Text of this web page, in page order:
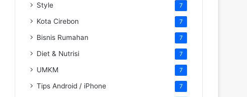
Style 7
Kota Cirebon 7
Bisnis Rumahan 7
Diet & Nutrisi 7
UMKM 7
Tips Android / iPhone 7